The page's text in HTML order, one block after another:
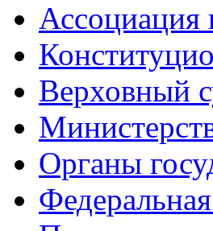
Ассоциация
Верховный
Органы